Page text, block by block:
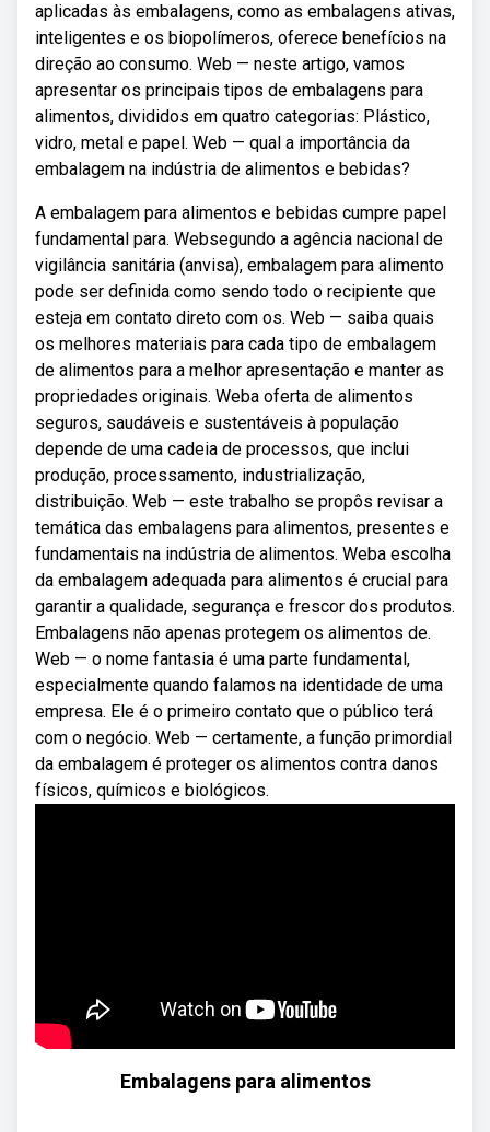
aplicadas às embalagens, como as embalagens ativas,
inteligentes e os biopolímeros, oferece benefícios na
direção ao consumo. Web — neste artigo, vamos
apresentar os principais tipos de embalagens para
alimentos, divididos em quatro categorias: Plástico,
vidro, metal e papel. Web — qual a importância da
embalagem na indústria de alimentos e bebidas?
A embalagem para alimentos e bebidas cumpre papel
fundamental para. Websegundo a agência nacional de
vigilância sanitária (anvisa), embalagem para alimento
pode ser definida como sendo todo o recipiente que
esteja em contato direto com os. Web — saiba quais
os melhores materiais para cada tipo de embalagem
de alimentos para a melhor apresentação e manter as
propriedades originais. Weba oferta de alimentos
seguros, saudáveis e sustentáveis à população
depende de uma cadeia de processos, que inclui
produção, processamento, industrialização,
distribuição. Web — este trabalho se propôs revisar a
temática das embalagens para alimentos, presentes e
fundamentais na indústria de alimentos. Weba escolha
da embalagem adequada para alimentos é crucial para
garantir a qualidade, segurança e frescor dos produtos.
Embalagens não apenas protegem os alimentos de.
Web — o nome fantasia é uma parte fundamental,
especialmente quando falamos na identidade de uma
empresa. Ele é o primeiro contato que o público terá
com o negócio. Web — certamente, a função primordial
da embalagem é proteger os alimentos contra danos
físicos, químicos e biológicos.
Embalagens para alimentos